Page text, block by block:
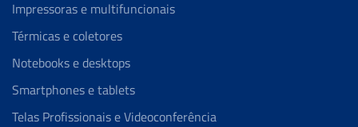
Impressoras e multifuncionais
Térmicas e coletores
Notebooks e desktops
Smartphones e tablets
Telas Profissionais e Videoconferência